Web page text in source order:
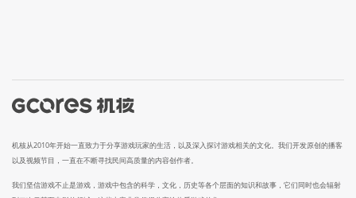
机核从2010年开始一直致力于分享游戏玩家的生活，以及深入探讨游戏相关的文化。我们开发原创的播客
以及视频节目，一直在不断寻找民间高质量的内容创作者。
我们坚信游戏不止是游戏，游戏中包含的科学，文化，历史等各个层面的知识和故事，它们同时也会辐射